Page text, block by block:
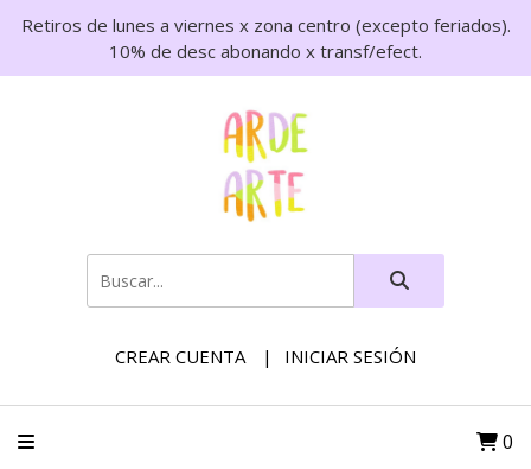
Retiros de lunes a viernes x zona centro (excepto feriados).
10% de desc abonando x transf/efect.
CREAR CUENTA INICIAR SESIÓN
0